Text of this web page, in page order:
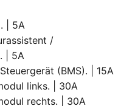
| 5A
/
| 5A
(BMS). | 15A
links. | 30A
rechts. | 30A